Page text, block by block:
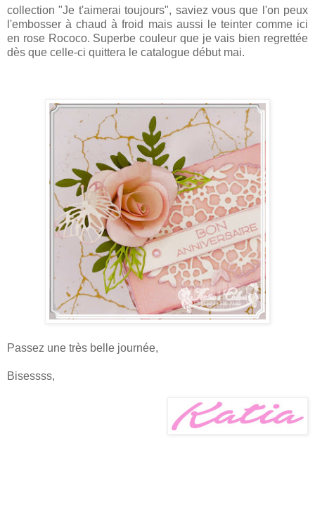
collection "Je t'aimerai toujours", saviez vous que l'on peux
l'embosser à chaud à froid mais aussi le teinter comme ici
en rose Rococo. Superbe couleur que je vais bien regrettée
dès que celle-ci quittera le catalogue début mai.
Passez une très belle journée,
Bisessss,